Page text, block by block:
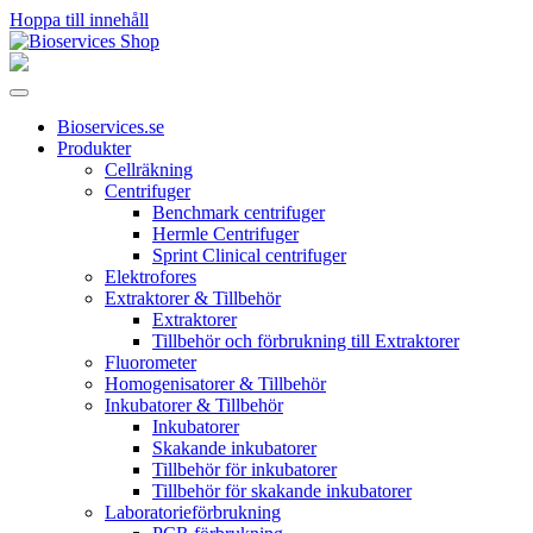
Hoppa till innehåll
Huvudnavigering
Bioservices.se
Produkter
Cellräkning
Centrifuger
Benchmark centrifuger
Hermle Centrifuger
Sprint Clinical centrifuger
Elektrofores
Extraktorer & Tillbehör
Extraktorer
Tillbehör och förbrukning till Extraktorer
Fluorometer
Homogenisatorer & Tillbehör
Inkubatorer & Tillbehör
Inkubatorer
Skakande inkubatorer
Tillbehör för inkubatorer
Tillbehör för skakande inkubatorer
Laboratorieförbrukning